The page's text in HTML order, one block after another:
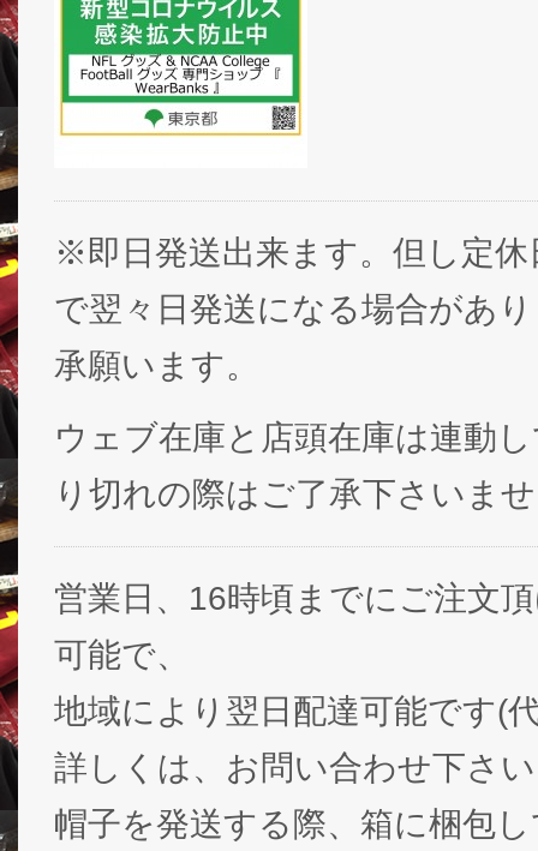
※即日発送出来ます。但し定休
で翌々日発送になる場合があ
承願います。
ウェブ在庫と店頭在庫は連動
り切れの際はご了承下さいま
営業日、16時頃までにご注文
可能で、
地域により翌日配達可能です(
詳しくは、お問い合わせ下さ
帽子を発送する際、箱に梱包